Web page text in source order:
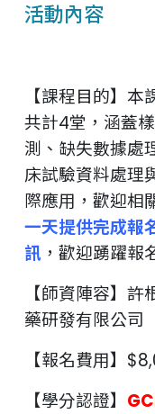
活動內容
【課程目的】
共計4堂，涵蓋
測、缺失數據處
床試驗資料處理
際應用，歡迎相
一天提供完成報
訊 ，歡迎踴躍報
【師資陣容】
藥研發有限公司
【報名費用】
【學分認證】